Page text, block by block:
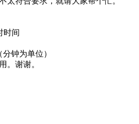
时间
钟为单位）
。谢谢。